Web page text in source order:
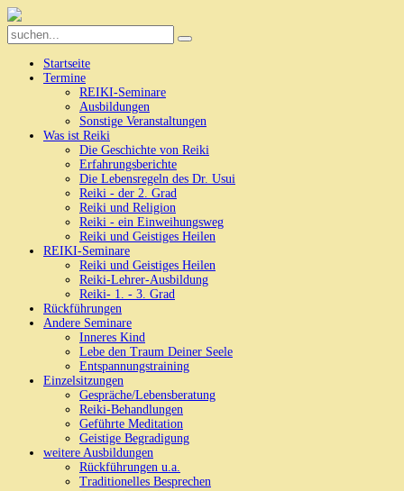
Startseite
Termine
REIKI-Seminare
Ausbildungen
Sonstige Veranstaltungen
Was ist Reiki
Die Geschichte von Reiki
Erfahrungsberichte
Die Lebensregeln des Dr. Usui
Reiki - der 2. Grad
Reiki und Religion
Reiki - ein Einweihungsweg
Reiki und Geistiges Heilen
REIKI-Seminare
Reiki und Geistiges Heilen
Reiki-Lehrer-Ausbildung
Reiki- 1. - 3. Grad
Rückführungen
Andere Seminare
Inneres Kind
Lebe den Traum Deiner Seele
Entspannungstraining
Einzelsitzungen
Gespräche/Lebensberatung
Reiki-Behandlungen
Geführte Meditation
Geistige Begradigung
weitere Ausbildungen
Rückführungen u.a.
Traditionelles Besprechen